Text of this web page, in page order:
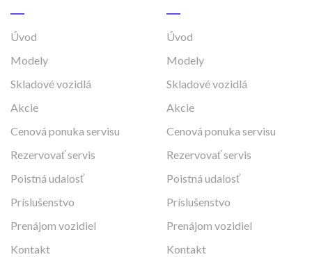
Úvod
Modely
Skladové vozidlá
Akcie
Cenová ponuka servisu
Rezervovať servis
Poistná udalosť
Príslušenstvo
Prenájom vozidiel
Kontakt
Úvod
Modely
Skladové vozidlá
Akcie
Cenová ponuka servisu
Rezervovať servis
Poistná udalosť
Príslušenstvo
Prenájom vozidiel
Kontakt